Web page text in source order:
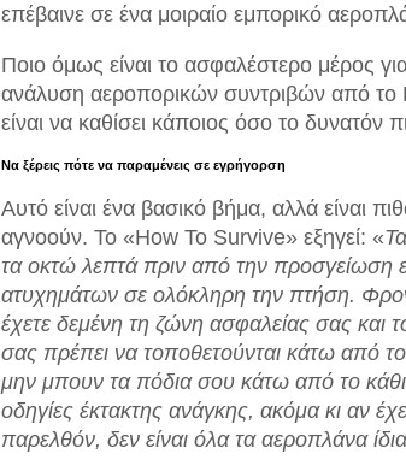
επέβαινε σε ένα μοιραίο εμπορικό
Ποιο όμως είναι το ασφαλέστερο μέρος
ανάλυση αεροπορικών συντριβών από
είναι να καθίσει κάποιος όσο το δυνατόν
Να ξέρεις πότε να παραμένεις σε εγρήγορση
Αυτό είναι ένα βασικό βήμα, αλλά είναι
αγνοούν. Το «How To Survive» εξηγεί: «
τα οκτώ λεπτά πριν από την προσγείωση
ατυχημάτων σε ολόκληρη την πτήση.
έχετε δεμένη τη ζώνη ασφαλείας σας και
σας πρέπει να τοποθετούνται κάτω από
μην μπουν τα πόδια σου κάτω από το
οδηγίες έκτακτης ανάγκης, ακόμα κι αν
παρελθόν, δεν είναι όλα τα αεροπλάνα ίδια